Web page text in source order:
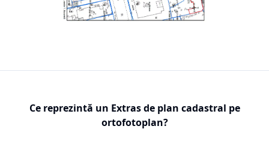
Ce reprezintă un Extras de plan cadastral pe
ortofotoplan?